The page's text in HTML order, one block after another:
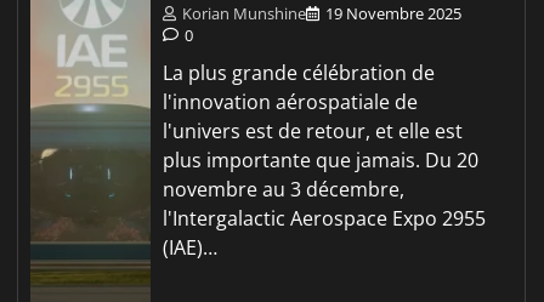
Korian Munshine
19 Novembre 2025
0
La plus grande célébration de
l'innovation aérospatiale de
l'univers est de retour, et elle est
plus importante que jamais. Du 20
novembre au 3 décembre,
l'Intergalactic Aerospace Expo 2955
(IAE)…